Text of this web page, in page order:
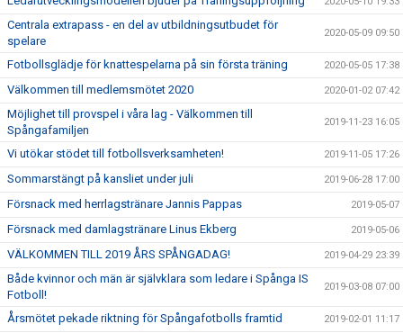
Centrala extrapass - en del av utbildningsutbudet för
spelare
2020-05-09 09:50
Fotbollsglädje för knattespelarna på sin första träning 2020-05-05 17:38
Välkommen till medlemsmötet 2020 2020-01-02 07:42
Möjlighet till provspel i våra lag - Välkommen till
Spångafamiljen
2019-11-23 16:05
Vi utökar stödet till fotbollsverksamheten! 2019-11-05 17:26
Sommarstängt på kansliet under juli 2019-06-28 17:00
Försnack med herrlagstränare Jannis Pappas 2019-05-07
Försnack med damlagstränare Linus Ekberg 2019-05-06
VÄLKOMMEN TILL 2019 ÅRS SPÅNGADAG! 2019-04-29 23:39
Både kvinnor och män är självklara som ledare i Spånga IS
Fotboll!
2019-03-08 07:00
Årsmötet pekade riktning för Spångafotbolls framtid 2019-02-01 11:17